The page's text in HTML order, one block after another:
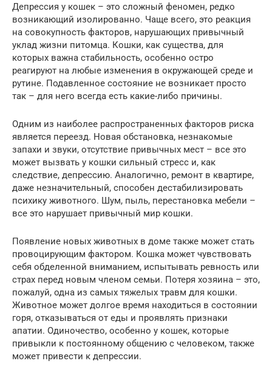
Депрессия у кошек – это сложный феномен, редко
возникающий изолированно. Чаще всего, это реакция
на совокупность факторов, нарушающих привычный
уклад жизни питомца. Кошки, как существа, для
которых важна стабильность, особенно остро
реагируют на любые изменения в окружающей среде и
рутине. Подавленное состояние не возникает просто
так – для него всегда есть какие-либо причины.
Одним из наиболее распространенных факторов риска
является переезд. Новая обстановка, незнакомые
запахи и звуки, отсутствие привычных мест – все это
может вызвать у кошки сильный стресс и, как
следствие, депрессию. Аналогично, ремонт в квартире,
даже незначительный, способен дестабилизировать
психику животного. Шум, пыль, перестановка мебели –
все это нарушает привычный мир кошки.
Появление новых животных в доме также может стать
провоцирующим фактором. Кошка может чувствовать
себя обделенной вниманием, испытывать ревность или
страх перед новым членом семьи. Потеря хозяина – это,
пожалуй, одна из самых тяжелых травм для кошки.
Животное может долгое время находиться в состоянии
горя, отказываться от еды и проявлять признаки
апатии. Одиночество, особенно у кошек, которые
привыкли к постоянному общению с человеком, также
может привести к депрессии.